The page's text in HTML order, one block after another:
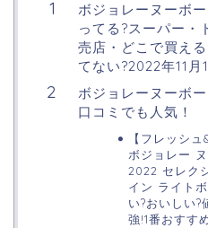
ボジョレーヌーボ
ってる?スーパー・
売店・どこで買え
てない?2022年11月
ボジョレーヌーボ
口コミでも人気！
【フレッシ
ボジョレー
2022 セレク
イン ライト
い?おいしい
強!1番おすす